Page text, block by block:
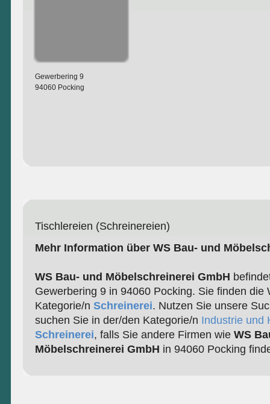
Gewerbering 9
94060 Pocking
Tischlereien (Schreinereien)
Mehr Information über WS Bau- und
WS Bau- und Möbelschreinerei GmbH
Gewerbering 9 in 94060 Pocking. Sie finden die
Kategorie/n Schreinerei. Nutzen Sie unsere
suchen Sie in der/den Kategorie/n Industrie und
Schreinerei, falls Sie andere Firmen wie WS
Möbelschreinerei GmbH in 94060 Pocking